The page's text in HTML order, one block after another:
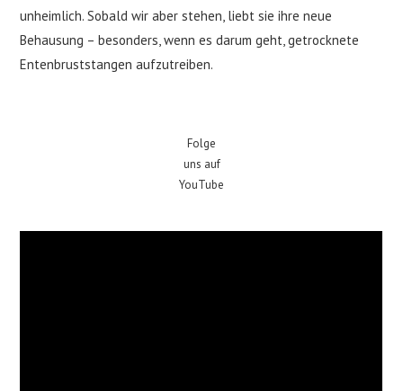
unheimlich. Sobald wir aber stehen, liebt sie ihre neue
Behausung – besonders, wenn es darum geht, getrocknete
Entenbruststangen aufzutreiben.
Folge
uns auf
YouTube